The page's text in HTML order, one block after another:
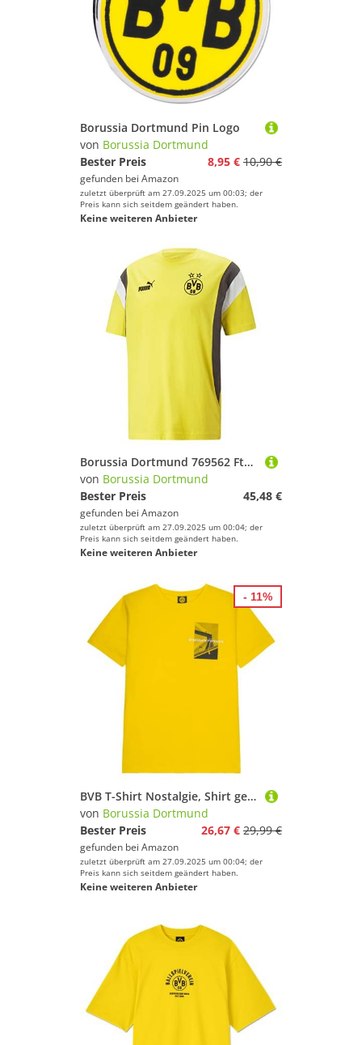
Borussia Dortmund Pin Logo
von Borussia Dortmund
Bester Preis
8,95 € 10,90 €
gefunden bei Amazon
zuletzt überprüft am 27.09.2025 um 00:03; der
Preis kann sich seitdem geändert haben.
Keine weiteren Anbieter
Borussia Dortmund 769562 FtblArchive Tee T-Shirt Men's 0 XS
von Borussia Dortmund
Bester Preis
45,48 €
gefunden bei Amazon
zuletzt überprüft am 27.09.2025 um 00:04; der
Preis kann sich seitdem geändert haben.
Keine weiteren Anbieter
BVB T-Shirt Nostalgie, Shirt gelb, Cotton in Conversion, Stadionjubiläum 50 Jahre, Gr. S
von Borussia Dortmund
Bester Preis
26,67 € 29,99 €
gefunden bei Amazon
zuletzt überprüft am 27.09.2025 um 00:04; der
Preis kann sich seitdem geändert haben.
Keine weiteren Anbieter
- 11%